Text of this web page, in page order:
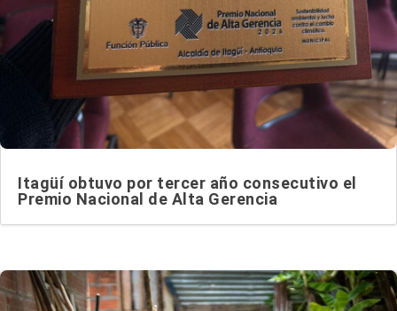
Itagüí obtuvo por tercer año consecutivo el
Premio Nacional de Alta Gerencia